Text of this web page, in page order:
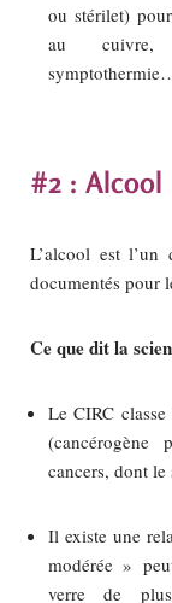
ou stérilet)
au cuivre,
#2 : Alcool
L’alcool est l’un
documentés pour
Ce que dit la
Le CIRC classe
(cancérogène
cancers, dont le
Il existe une
modérée »
verre de